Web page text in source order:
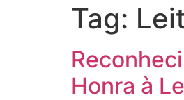
Tag:
Honra à